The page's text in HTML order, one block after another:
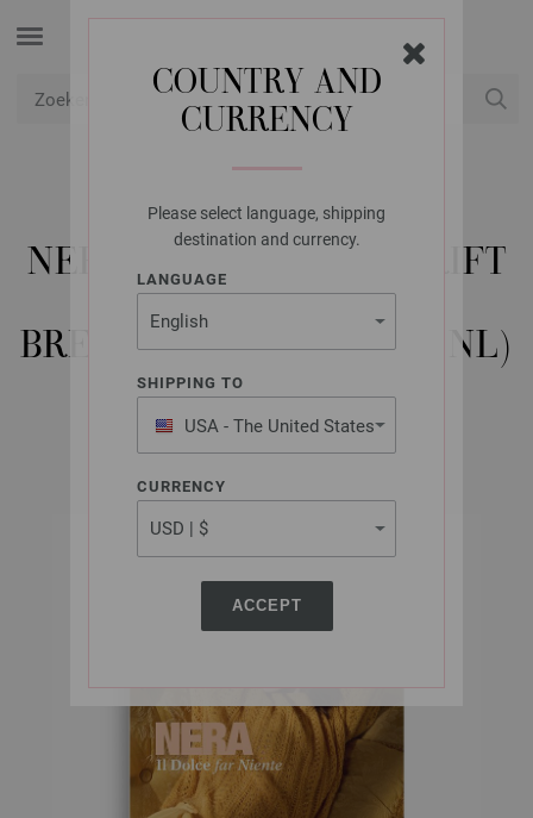
COUNTRY AND
CURRENCY
Please select language, shipping
destination and currency.
LANGUAGE
SHIPPING TO
USA - The United States
of America
CURRENCY
ACCEPT
LANA GROSSA
NERA NO. 2 - TIJDSCHRIFT
(DE) +
BREIBESCHRIJVINGEN (NL)